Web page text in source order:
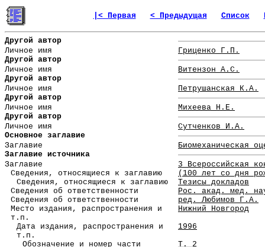
|< Первая < Предыдущая Список
Другой автор
Личное имя
Гриценко Г.П.
Другой автор
Личное имя
Витензон А.С.
Другой автор
Личное имя
Петрушанская К.А.
Другой автор
Личное имя
Михеева Н.Е.
Другой автор
Личное имя
Сутченков И.А.
Основное заглавие
Заглавие
Биомеханическая
Заглавие источника
Заглавие
3 Всероссийская
Сведения, относящиеся к заглавию
(100 лет со дня
Сведения, относящиеся к заглавию
Тезисы докладов
Сведения об ответственности
Рос. акад. мед.
Сведения об ответственности
ред. Любимов Г.А.
Место издания, распространения и
т.п.
Нижний Новгород
Дата издания, распространения и
т.п.
1996
Обозначение и номер части
Т. 2